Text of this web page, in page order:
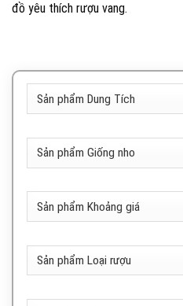
đồ yêu thích rượu vang.